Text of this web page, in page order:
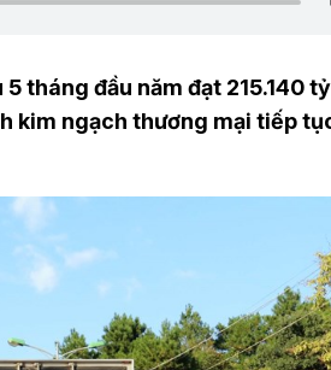
tháng đầu năm đạt 215.140 tỷ
kim ngạch thương mại tiếp